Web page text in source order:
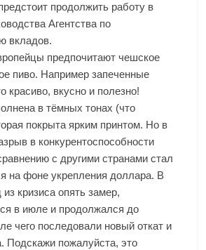
продолжить работу в
Агентства по
вкладов.
предпочитают чешское
пиво. Например запеченные
красиво, вкусно и полезно!
в тёмных тонах (что
покрыта ярким принтом. Но в
в конкурентоспособности
с другими странами стал
на фоне укрепления доллара. В
кризиса опять замер,
в июле и продолжался до
чего последовали новый откат и
Подскажи пожалуйста, это